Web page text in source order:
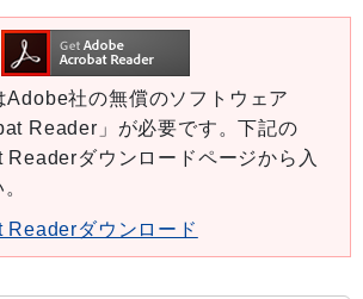
Adobe社の無償のソフトウェア
Reader」が必要です。下記の
ダウンロードページから入
ダウンロード